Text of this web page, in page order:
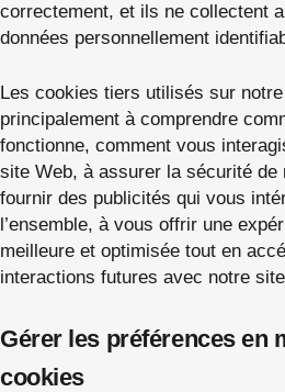
correctement, et ils ne collectent
données personnellement
Les cookies tiers utilisés sur
principalement à comprendre
fonctionne, comment vous
site Web, à assurer la sécurité de
fournir des publicités qui vous
l’ensemble, à vous offrir une
meilleure et optimisée tout en
interactions futures avec notre
Gérer les préférences en
cookies